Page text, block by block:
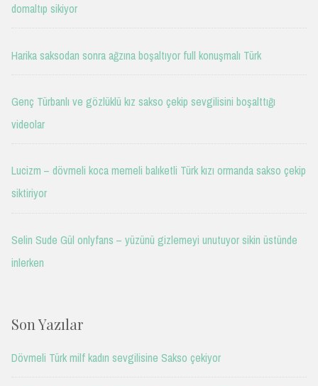
domaltıp sikiyor
Harika saksodan sonra ağzına boşaltıyor full konuşmalı Türk
Genç Türbanlı ve gözlüklü kız sakso çekip sevgilisini boşalttığı
videolar
Lucizm – dövmeli koca memeli balıketli Türk kızı ormanda sakso çekip
siktiriyor
Selin Sude Gül onlyfans – yüzünü gizlemeyi unutuyor sikin üstünde
inlerken
Son Yazılar
Dövmeli Türk milf kadın sevgilisine Sakso çekiyor